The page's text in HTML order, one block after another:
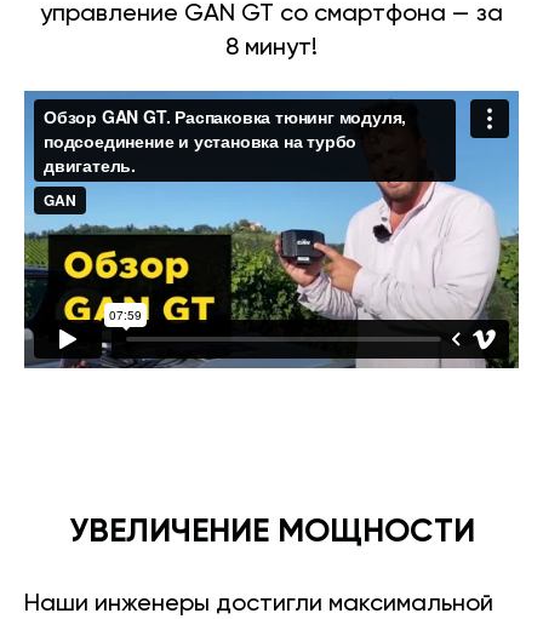
управление GAN GT со смартфона — за
8 минут!
УВЕЛИЧЕНИЕ МОЩНОСТИ
Наши инженеры достигли максимальной